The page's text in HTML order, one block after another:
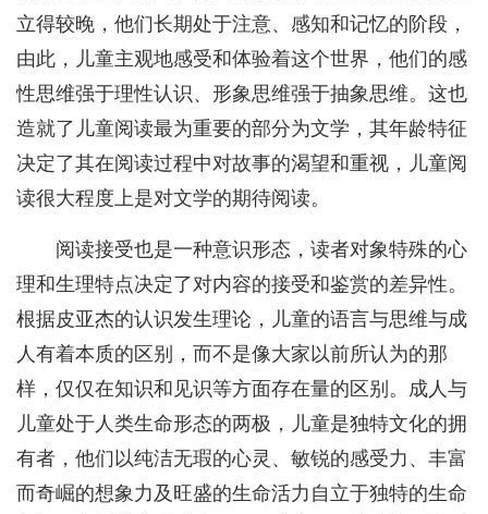
立得较晚，他们长期处于注意、感知和记忆的阶段，
由此，儿童主观地感受和体验着这个世界，他们的感
性思维强于理性认识、形象思维强于抽象思维。这也
造就了儿童阅读最为重要的部分为文学，其年龄特征
决定了其在阅读过程中对故事的渴望和重视，儿童阅
读很大程度上是对文学的期待阅读。
阅读接受也是一种意识形态，读者对象特殊的心
理和生理特点决定了对内容的接受和鉴赏的差异性。
根据皮亚杰的认识发生理论，儿童的语言与思维与成
人有着本质的区别，而不是像大家以前所认为的那
样，仅仅在知识和见识等方面存在量的区别。成人与
儿童处于人类生命形态的两极，儿童是独特文化的拥
有者，他们以纯洁无瑕的心灵、敏锐的感受力、丰富
而奇崛的想象力及旺盛的生命活力自立于独特的生命